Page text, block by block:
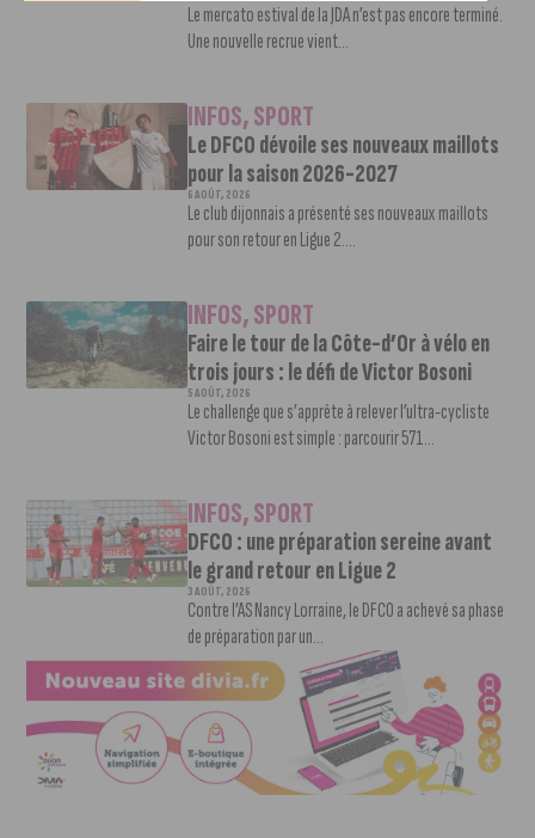
Le mercato estival de la JDA n’est pas encore terminé.
Une nouvelle recrue vient...
INFOS,SPORT
Le DFCO dévoile ses nouveaux maillots
pour la saison 2026-2027
6 AOÛT, 2026
Le club dijonnais a présenté ses nouveaux maillots
pour son retour en Ligue 2....
INFOS,SPORT
Faire le tour de la Côte-d’Or à vélo en
trois jours : le défi de Victor Bosoni
5 AOÛT, 2026
Le challenge que s’apprête à relever l’ultra-cycliste
Victor Bosoni est simple : parcourir 571...
INFOS,SPORT
DFCO : une préparation sereine avant
le grand retour en Ligue 2
3 AOÛT, 2026
Contre l’AS Nancy Lorraine, le DFCO a achevé sa phase
de préparation par un...